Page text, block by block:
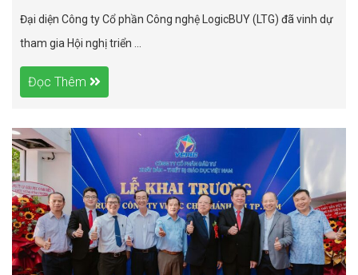
Đại diện Công ty Cổ phần Công nghệ LogicBUY (LTG) đã vinh dự
tham gia Hội nghị triển ...
Đọc Thêm